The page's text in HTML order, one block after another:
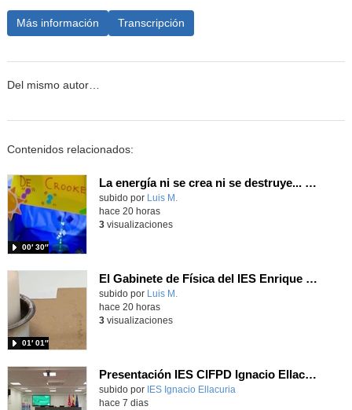
Más información Transcripción
Del mismo autor…
Contenidos relacionados:
La energía ni se crea ni se destruye... ¡se experimenta! El Tierno en la Feria Madrid es Ciencia 2026
Contenido educativo.
subido por Luis M.
00′ 30″
hace 20 horas
3visualizaciones
El Gabinete de Física del IES Enrique Tierno Galván de Parla (Curso 25-26)
Contenido educativo.
subido por Luis M.
01′ 01″
hace 20 horas
3visualizaciones
Presentación IES CIFPD Ignacio Ellacuría
Contenido educativo.
subido por IES Ignacio Ellacuria
hace 7 dias